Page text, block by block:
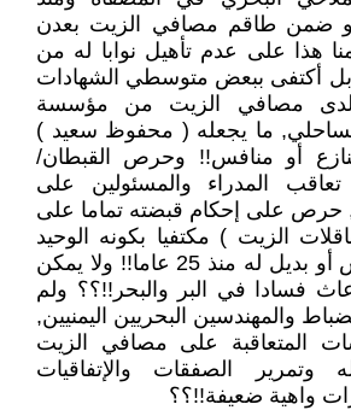
وهو ضمن طاقم مصافي الزيت بعدن
هذا على عدم تأهيل نوابا له من
بل أكتفى ببعض متوسطي الشهادات
لدى مصافي الزيت من مؤسسة
ما يجعله ( محفوظ سعيد )
أو منافس!! وحرص القبطان/
المدراء والمسئولين على
حرص على إحكام قبضته تماما على
الزيت ) مكتفيا بكونه الوحيد
الموجود بدون منافس أو بديل له منذ 25 عاما!! ولا يمكن
عاث فسادا في البر والبحر!!؟؟ ولم
والمهندسين البحريين اليمنيين,
المتعاقبة على مصافي الزيت
وتمرير الصفقات والإتفاقيات
واهية ضعيفة!!؟؟